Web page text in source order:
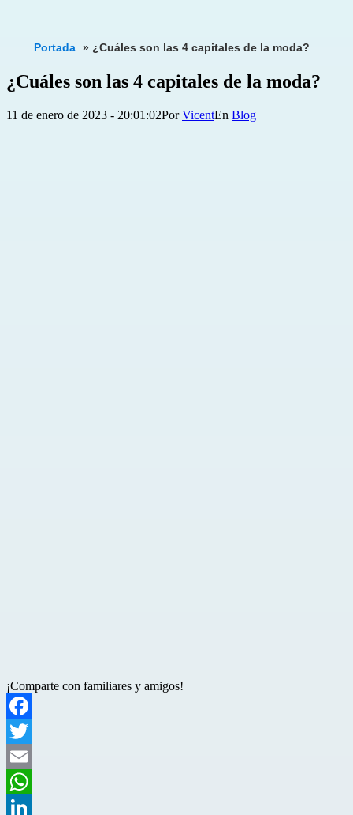
Portada » ¿Cuáles son las 4 capitales de la moda?
¿Cuáles son las 4 capitales de la moda?
Publicada
11 de enero de 2023 - 20:01:02PorVicent
Categorizado
Blog
¡Comparte con familiares y amigos!
Facebook
Twitter
Email
WhatsApp